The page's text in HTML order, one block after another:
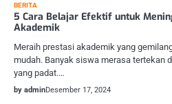
BERITA
5 Cara Belajar Efektif untuk
Akademik
Meraih prestasi akademik yang
mudah. Banyak siswa merasa tertekan
yang padat.…
by adminDesember 17, 2024